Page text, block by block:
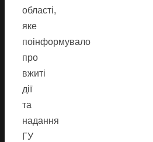
області,
яке
поінформувало
про
вжиті
дії
та
надання
ГУ